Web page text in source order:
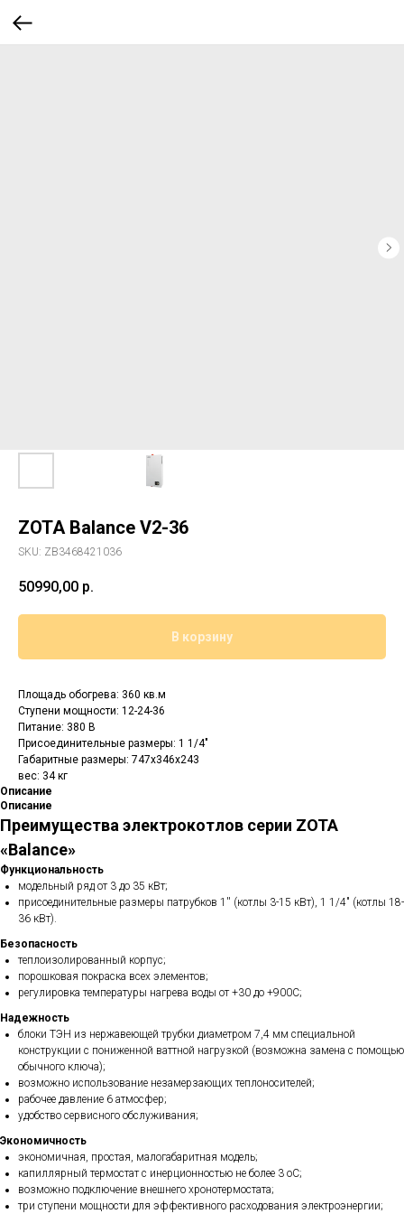
ZOTA Balance V2-36
SKU: ZB3468421036
50990,00 р.
В корзину
Площадь обогрева: 360 кв.м
Cтупени мощности: 12-24-36
Питание: 380 В
Присоединительные размеры: 1 1/4"
Габаритные размеры: 747x346x243
вес: 34 кг
Описание
Описание
Преимущества электрокотлов серии ZOTA
«Balance»
Функциональность
модельный ряд от 3 до 35 кВт;
присоединительные размеры патрубков 1'' (котлы 3-15 кВт), 1 1/4" (котлы 18-
36 кВт).
Безопасность
теплоизолированный корпус;
порошковая покраска всех элементов;
регулировка температуры нагрева воды от +30 до +900С;
Надежность
блоки ТЭН из нержавеющей трубки диаметром 7,4 мм специальной
конструкции с пониженной ваттной нагрузкой (возможна замена с помощью
обычного ключа);
возможно использование незамерзающих теплоносителей;
рабочее давление 6 атмосфер;
удобство сервисного обслуживания;
Экономичность
экономичная, простая, малогабаритная модель;
капиллярный термостат с инерционностью не более 3 oC;
возможно подключение внешнего хронотермостата;
три ступени мощности для эффективного расходования электроэнергии;